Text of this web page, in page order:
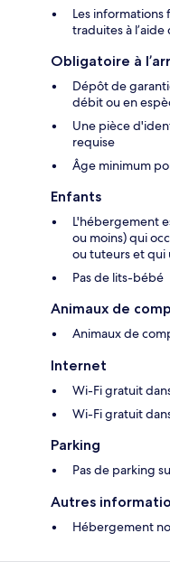
Les
traduites à
Obligatoire à
Dépôt de
débit ou en
Une pièce
requise
Âge minimum
Enfants
L'hébergement
ou moins) qui
ou tuteurs et qui
Pas de lits-bébé
Animaux de
Animaux de
Internet
Wi-Fi gratuit
Wi-Fi gratuit
Parking
Pas de parking
Autres
Hébergement